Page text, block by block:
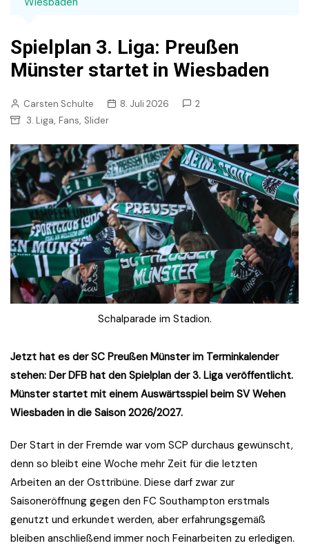
Spielplan 3. Liga: Preußen
Münster startet in Wiesbaden
Carsten Schulte 8. Juli 2026
2
3. Liga, Fans, Slider
Schalparade im Stadion.
Jetzt hat es der SC Preußen Münster im Terminkalender
stehen: Der DFB hat den Spielplan der 3. Liga veröffentlicht.
Münster startet mit einem Auswärtsspiel beim SV Wehen
Wiesbaden in die Saison 2026/2027.
Der Start in der Fremde war vom SCP durchaus gewünscht,
denn so bleibt eine Woche mehr Zeit für die letzten
Arbeiten an der Osttribüne. Diese darf zwar zur
Saisoneröffnung gegen den FC Southampton erstmals
genutzt und erkundet werden, aber erfahrungsgemäß
bleiben anschließend immer noch Feinarbeiten zu erledigen.